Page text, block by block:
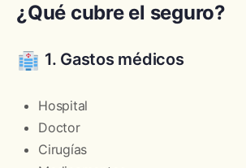
¿Qué cubre el seguro?
1. Gastos médicos
Hospital
Doctor
Cirugías